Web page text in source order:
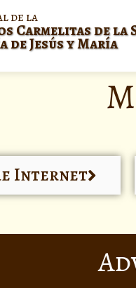
de la
Carmelitas de la
de Jesús y María
Internet